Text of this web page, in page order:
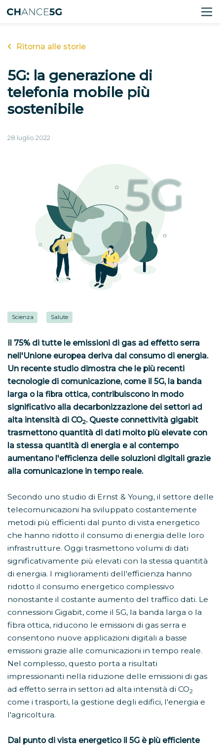
Ritorna alle storie
5G: la generazione di
telefonia mobile più
sostenibile
28 luglio 2022
Scienza Salute
Il 75% di tutte le emissioni di gas ad effetto serra
nell'Unione europea deriva dal consumo di energia.
Un recente studio dimostra che le più recenti
tecnologie di comunicazione, come il 5G, la banda
larga o la fibra ottica, contribuiscono in modo
significativo alla decarbonizzazione dei settori ad
alta intensità di CO2. Queste connettività gigabit
trasmettono quantità di dati molto più elevate con
la stessa quantità di energia e al contempo
aumentano l'efficienza delle soluzioni digitali grazie
alla comunicazione in tempo reale.
Secondo uno studio di Ernst & Young, il settore delle
telecomunicazioni ha sviluppato costantemente
metodi più efficienti dal punto di vista energetico
che hanno ridotto il consumo di energia delle loro
infrastrutture. Oggi trasmettono volumi di dati
significativamente più elevati con la stessa quantità
di energia. I miglioramenti dell'efficienza hanno
ridotto il consumo energetico complessivo
nonostante il costante aumento del traffico dati. Le
connessioni Gigabit, come il 5G, la banda larga o la
fibra ottica, riducono le emissioni di gas serra e
consentono nuove applicazioni digitali a basse
emissioni grazie alle comunicazioni in tempo reale.
Nel complesso, questo porta a risultati
impressionanti nella riduzione delle emissioni di gas
ad effetto serra in settori ad alta intensità di CO2
come i trasporti, la gestione degli edifici, l'energia e
l'agricoltura.
Dal punto di vista energetico il 5G è più efficiente